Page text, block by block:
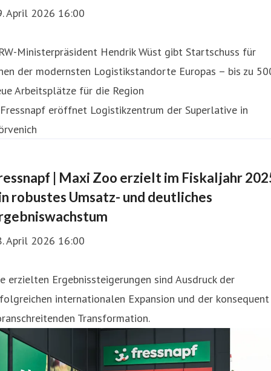
April 2026 16:00
Ministerpräsident Hendrik Wüst gibt Startschuss für
der modernsten Logistikstandorte Europas – bis zu
Arbeitsplätze für die Region
| Maxi Zoo erzielt im Fiskaljahr
robustes Umsatz- und deutliches
April 2026 16:00
erzielten Ergebnissteigerungen sind Ausdruck der
internationalen Expansion und der konsequent
Transformation.